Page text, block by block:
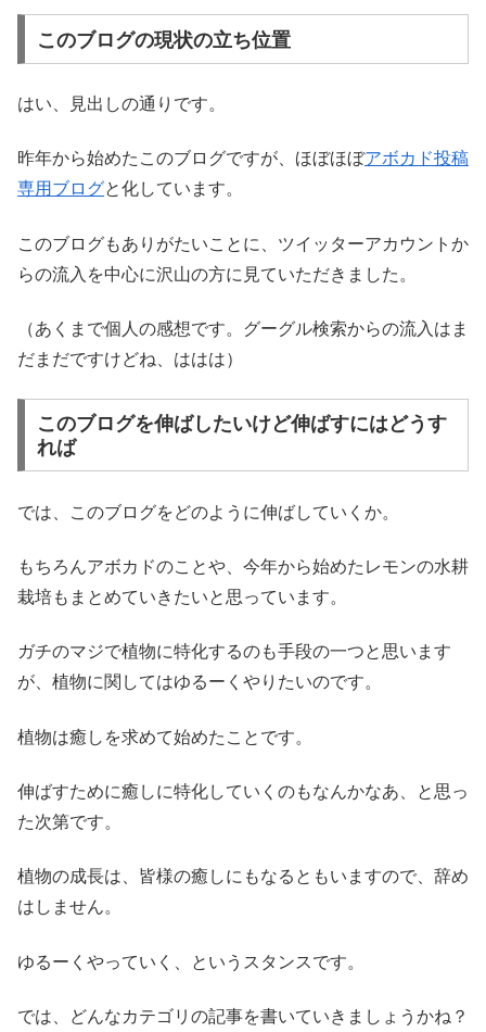
このブログの現状の立ち位置
はい、見出しの通りです。
昨年から始めたこのブログですが、ほぼほぼアボカド投稿
専用ブログと化しています。
このブログもありがたいことに、ツイッターアカウントか
らの流入を中心に沢山の方に見ていただきました。
（あくまで個人の感想です。グーグル検索からの流入はま
だまだですけどね、ははは）
このブログを伸ばしたいけど伸ばすにはどうす
れば
では、このブログをどのように伸ばしていくか。
もちろんアボカドのことや、今年から始めたレモンの水耕
栽培もまとめていきたいと思っています。
ガチのマジで植物に特化するのも手段の一つと思います
が、植物に関してはゆるーくやりたいのです。
植物は癒しを求めて始めたことです。
伸ばすために癒しに特化していくのもなんかなあ、と思っ
た次第です。
植物の成長は、皆様の癒しにもなるともいますので、辞め
はしません。
ゆるーくやっていく、というスタンスです。
では、どんなカテゴリの記事を書いていきましょうかね？